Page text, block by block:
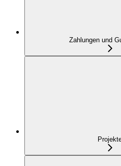
Zahlungen und